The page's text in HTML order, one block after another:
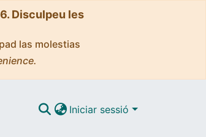
Disculpeu les
las molestias
Iniciar sessió